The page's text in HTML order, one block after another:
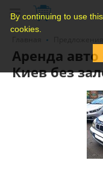
By continuing to use
cookies.
Аренда
Киев без